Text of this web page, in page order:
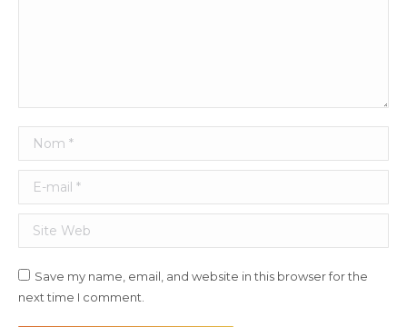
Nom *
E-mail *
Site Web
Save my name, email, and website in this browser for the
next time I comment.